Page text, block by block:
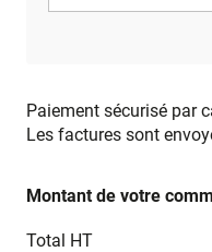
Paiement sécurisé par
Les factures sont
Montant de votre
Total HT